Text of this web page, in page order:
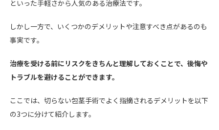
といった手軽さから人気のある治療法です。
しかし一方で、いくつかのデメリットや注意すべき点があるのも
事実です。
治療を受ける前にリスクをきちんと理解しておくことで、後悔や
トラブルを避けることができます。
ここでは、切らない包茎手術でよく指摘されるデメリットを以下
の3つに分けて紹介します。